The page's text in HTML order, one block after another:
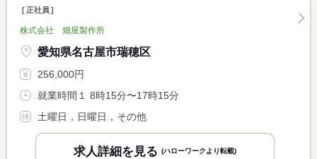
正社員
株式会社 畑屋製作所
愛知県名古屋市瑞穂区
256,000円
就業時間１ 8時15分〜17時15分
土曜日，日曜日，その他
求人詳細を見る (ハローワークより転載)